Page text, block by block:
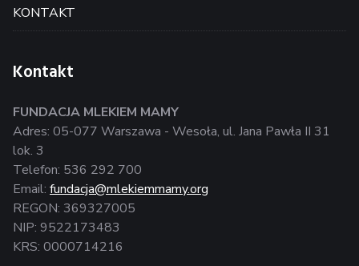
KONTAKT
Kontakt
FUNDACJA MLEKIEM MAMY
Adres: 05-077 Warszawa - Wesoła, ul. Jana Pawła II 31
lok. 3
Telefon: 536 292 700
Email: fundacja@mlekiemmamy.org
REGON: 369327005
NIP: 9522173483
KRS: 0000714216